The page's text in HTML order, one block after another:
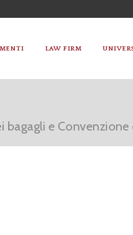
LAW FIRM
bagagli e